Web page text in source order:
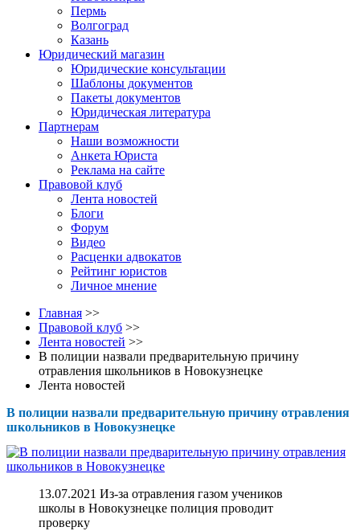
Пермь
Волгоград
Казань
Юридический магазин
Юридические консультации
Шаблоны документов
Пакеты документов
Юридическая литература
Партнерам
Наши возможности
Анкета Юриста
Реклама на сайте
Правовой клуб
Лента новостей
Блоги
Форум
Видео
Расценки адвокатов
Рейтинг юристов
Личное мнение
Главная >>
Правовой клуб >>
Лента новостей >>
В полиции назвали предварительную причину
отравления школьников в Новокузнецке
Лента новостей
В полиции назвали предварительную причину отравления
школьников в Новокузнецке
13.07.2021 Из-за отравления газом учеников
школы в Новокузнецке полиция проводит
проверку